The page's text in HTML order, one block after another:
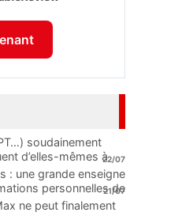
soudainement
d’elles-mêmes à
...
22/07
: une grande enseigne
personnelles de
...
21/07
ne peut finalement